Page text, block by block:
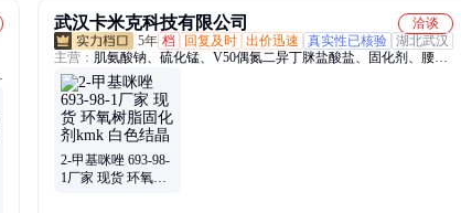
武汉卡米克科技有限公司
洽谈
5年 档 回复及时 出价迅速 真实性已核验 湖北武汉
主营： 肌氨酸钠、硫化锰、V50偶氮二异丁脒盐酸盐、固化剂、腰果
酚缩水甘油醚、乙硫氮、二新癸酸二甲基锡、三硫代碳酸钠、PX-
4MP、芥酸PKO、四氧化三锰
2-甲基咪唑 693-98-
1厂家 现货 环氧树